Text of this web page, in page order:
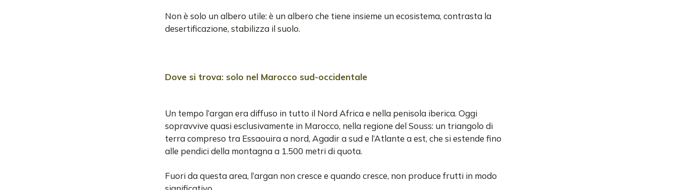
Non è solo un albero utile: è un albero che tiene insieme un ecosistema, contrasta la
desertificazione, stabilizza il suolo.
Dove si trova: solo nel Marocco sud-occidentale
Un tempo l’argan era diffuso in tutto il Nord Africa e nella penisola iberica. Oggi
sopravvive quasi esclusivamente in Marocco, nella regione del Souss: un triangolo di
terra compreso tra Essaouira a nord, Agadir a sud e l’Atlante a est, che si estende fino
alle pendici della montagna a 1.500 metri di quota.
Fuori da questa area, l’argan non cresce e quando cresce, non produce frutti in modo